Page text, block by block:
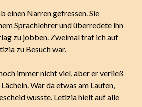
einen Narren gefressen. Sie
Sprachlehrer und überredete ihn
zu jobben. Zweimal traf ich auf
zu Besuch war.
immer nicht viel, aber er verließ
War da etwas am Laufen,
wusste. Letizia hielt auf alle